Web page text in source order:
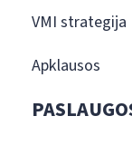
VMI strategija
Apklausos